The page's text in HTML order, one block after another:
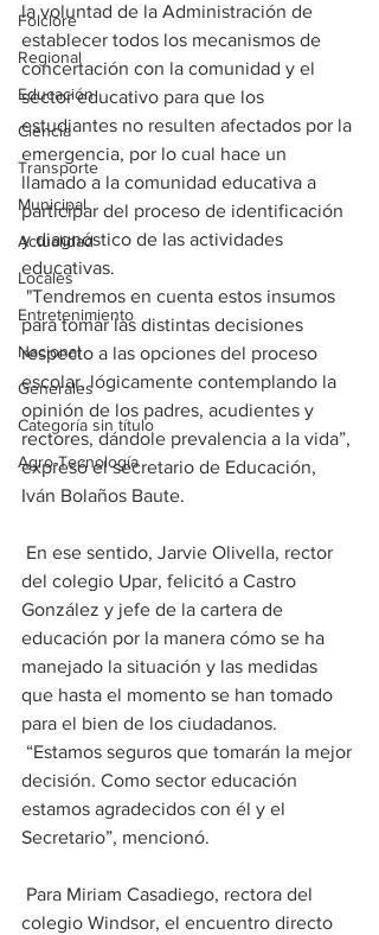
Folclore
Regional
Educación
Ciencia
Transporte
Municipal
Actualidad
Locales
Entretenimiento
Nacional
Generales
Categoría sin título
Agro-Tecnología
la voluntad de la Administración de
establecer todos los mecanismos de
concertación con la comunidad y el
sector educativo para que los
estudiantes no resulten afectados por la
emergencia, por lo cual hace un
llamado a la comunidad educativa a
participar del proceso de identificación
y diagnóstico de las actividades
educativas.
"Tendremos en cuenta estos insumos
para tomar las distintas decisiones
respecto a las opciones del proceso
escolar, lógicamente contemplando la
opinión de los padres, acudientes y
rectores, dándole prevalencia a la vida”,
expresó el secretario de Educación,
Iván Bolaños Baute.
En ese sentido, Jarvie Olivella, rector
del colegio Upar, felicitó a Castro
González y jefe de la cartera de
educación por la manera cómo se ha
manejado la situación y las medidas
que hasta el momento se han tomado
para el bien de los ciudadanos.
“Estamos seguros que tomarán la mejor
decisión. Como sector educación
estamos agradecidos con él y el
Secretario”, mencionó.
Para Miriam Casadiego, rectora del
colegio Windsor, el encuentro directo